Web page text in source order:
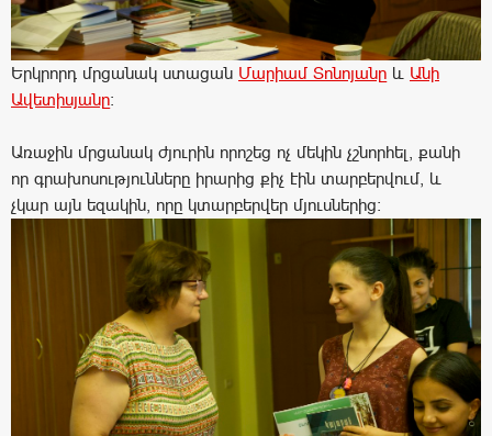
Երկրորդ մրցանակ ստացան Մարիամ Տոնոյանը և Անի
Ավետիսյանը:
Առաջին մրցանակ ժյուրին որոշեց ոչ մեկին չշնորհել, քանի
որ գրախոսությունները իրարից քիչ էին տարբերվում, և
չկար այն եզակին, որը կտարբերվեր մյուսներից: